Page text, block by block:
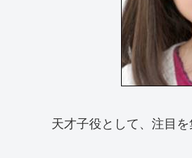
天才子役として、注目